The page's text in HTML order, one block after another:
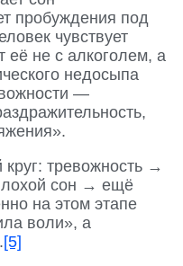
пробуждения под
чувствует
её не с алкоголем, а
недосыпа
—
тревожность →
сон → ещё
на этом этапе
воли», а
[5]